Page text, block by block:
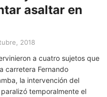
asaltar en
2018
a cuatro sujetos que
carretera Fernando
la intervención del
temporalmente el